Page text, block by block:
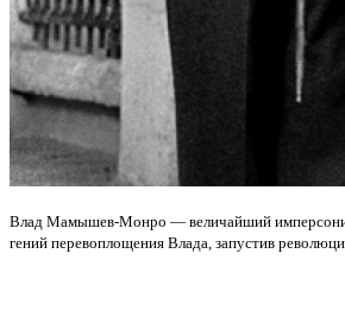
Влад Мамышев-Монро — величайший
гений перевоплощения Влада, запустив